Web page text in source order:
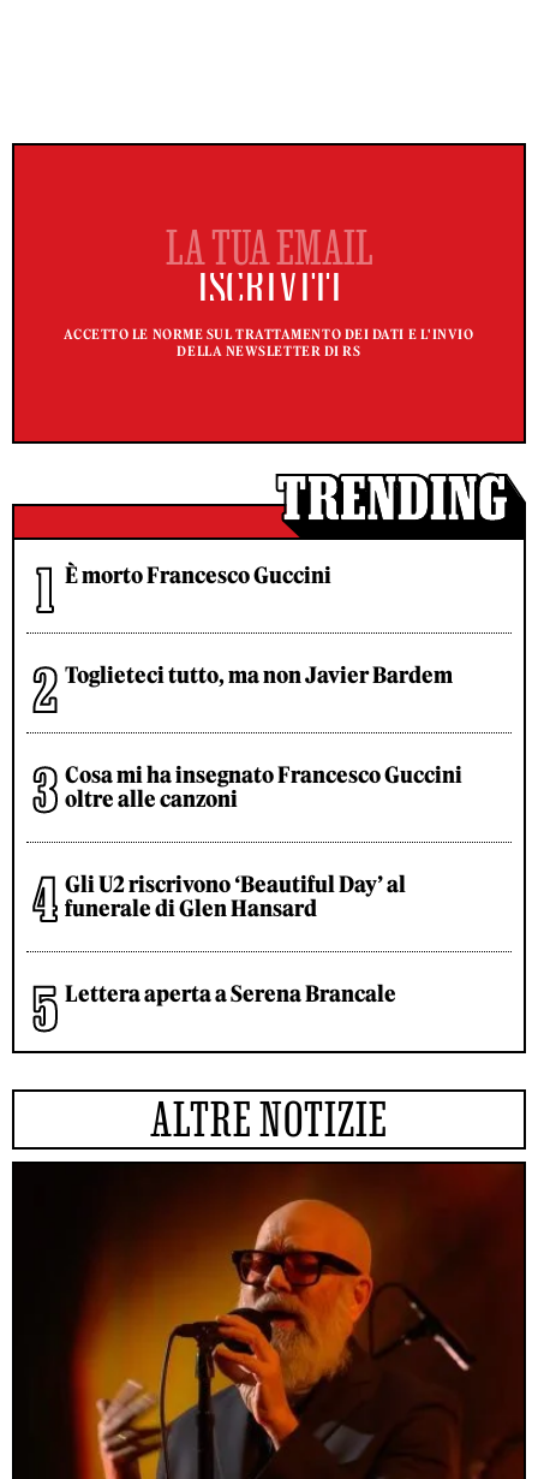
ACCETTO LE NORME SUL TRATTAMENTO DEI DATI E L'INVIO
DELLA NEWSLETTER DI RS
È morto Francesco Guccini
Toglieteci tutto, ma non Javier Bardem
Cosa mi ha insegnato Francesco Guccini
oltre alle canzoni
Gli U2 riscrivono ‘Beautiful Day’ al
funerale di Glen Hansard
Lettera aperta a Serena Brancale
ALTRE NOTIZIE